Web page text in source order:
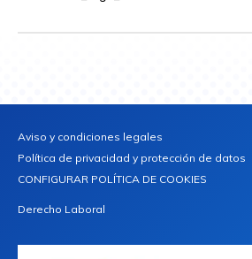
Aviso y condiciones legales
Política de privacidad y protección de datos
CONFIGURAR POLÍTICA DE COOKIES
Derecho Laboral